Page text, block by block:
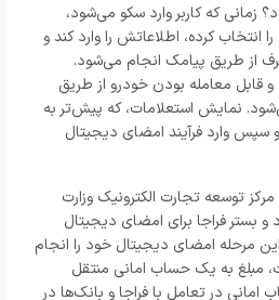
زمانی که کاربر وارد سکو می‌شود،
انتخاب کرده، اطلاعاتش را وارد کند و
از طریق پیامک انجام می‌شود.
قابل معامله بودن خودرو از طریق
نمایش استعلامات، که پیش‌تر به
سپس وارد فرآیند امضای دیجیتال
توسعه تجارت الکترونیک وزارت
بستر فراجا برای امضای دیجیتال
مرحله امضای دیجیتال خود را انجام
مبلغ به یک حساب امانی منتقل
در تعامل با فراجا و بانک‌ها در